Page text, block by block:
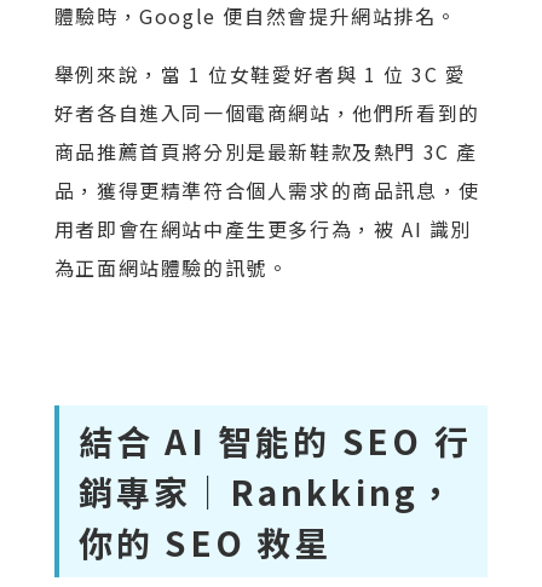
體驗時，Google 便自然會提升網站排名。
舉例來說，當 1 位女鞋愛好者與 1 位 3C 愛
好者各自進入同一個電商網站，他們所看到的
商品推薦首頁將分別是最新鞋款及熱門 3C 產
品，獲得更精準符合個人需求的商品訊息，使
用者即會在網站中產生更多行為，被 AI 識別
為正面網站體驗的訊號。
結合 AI 智能的 SEO 行
銷專家｜Rankking，
你的 SEO 救星